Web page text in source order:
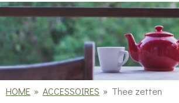
HOME » ACCESSOIRES » Thee zetten